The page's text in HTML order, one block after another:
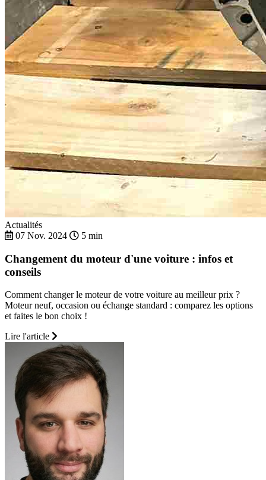
Actualités
07 Nov. 2024
5 min
Changement du moteur d'une voiture : infos et
conseils
Comment changer le moteur de votre voiture au meilleur prix ?
Moteur neuf, occasion ou échange standard : comparez les options
et faites le bon choix !
Lire l'article